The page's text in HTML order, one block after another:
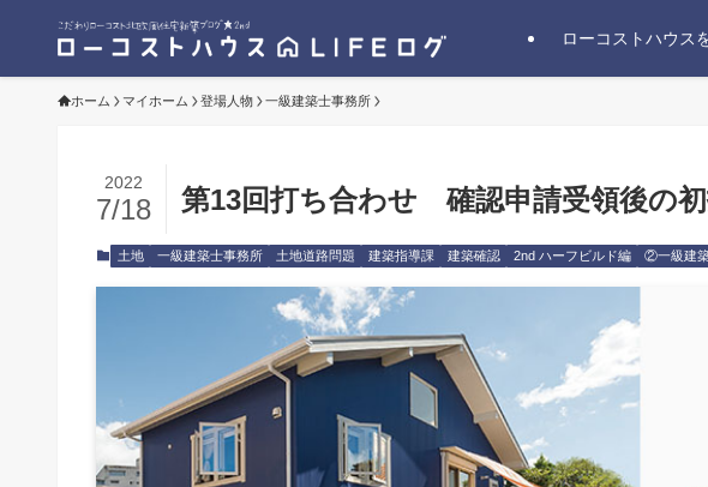
ローコストハウス
ホーム マイホーム 登場人物 一級建築士事務所
第13回打ち合わせ 確認申請受領後の
2022
7/18
土地 一級建築士事務所 土地道路問題 建築指導課 建築確認 2nd ハーフビルド編 ②一級建